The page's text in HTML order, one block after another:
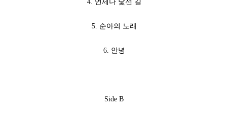
4. 언제나 낯선 길
5. 순아의 노래
6. 안녕
Side B